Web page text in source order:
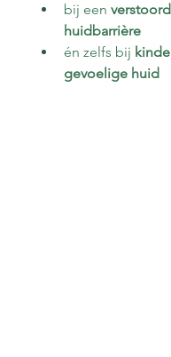
bij een
huidbarrière
én zelfs bij
gevoelige huid